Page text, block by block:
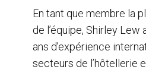
En tant que membre la
de l’équipe, Shirley
ans d’expérience
secteurs de l’hôtellerie